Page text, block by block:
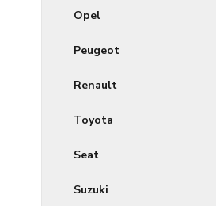
Opel
Peugeot
Renault
Toyota
Seat
Suzuki